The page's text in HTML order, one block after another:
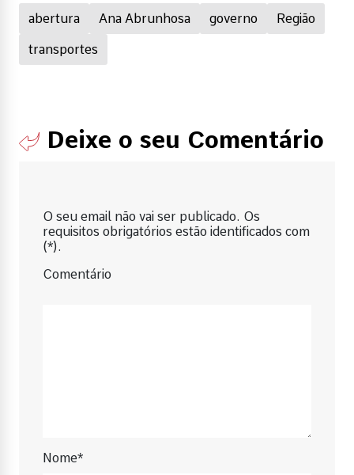
abertura Ana Abrunhosa governo Região
transportes
Deixe o seu Comentário
O seu email não vai ser publicado. Os
requisitos obrigatórios estão identificados com
(*).
Comentário
Nome*